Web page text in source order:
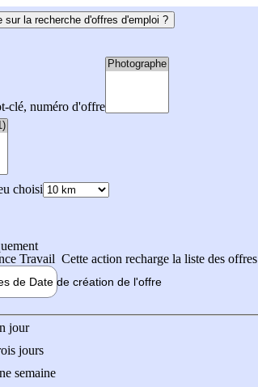
sur la recherche d'offres d'emploi ?
clé, numéro d'offre
choisi
Travail Cette action recharge la liste des offres
de Date de création de l'offre
de l'offre
jour
jours
semaine